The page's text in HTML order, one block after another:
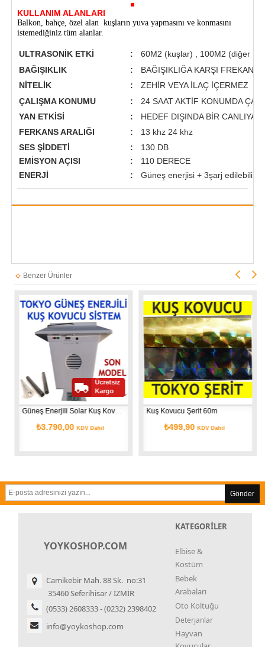
KULLANIM ALANLARI
Balkon, bahçe, özel alan kuşların yuva yapmasını ve konmasını
istemediğiniz tüm alanlar.
ULTRASONİK ETKİ :
60M2 (kuşlar) , 100M2 (diğer
BAĞIŞIKLIK
:
BAĞIŞIKLIĞA KARŞI FREKANS
NİTELİK
:
ZEHİR VEYA İLAÇ İÇERMEZ
ÇALIŞMA KONUMU
:
24 SAAT AKTİF KONUMDA
YAN ETKİSİ
:
HEDEF DIŞINDA BİR CANLIYA
FERKANS ARALIĞI
:
13 khz 24 khz
SES ŞİDDETİ
:
130 DB
EMİSYON AÇISI
:
110 DERECE
ENERJİ
: Güneş enerjisi + 3şarj edilebilir
Benzer Ürünler
Güneş Enerjili Solar Kuş Kovucu (1600 m2) Hediyeli
₺3.790,00KDV Dahil
Ücretsiz
Kargo
Kuş Kovucu Şerit 60m
₺499,90KDV Dahil
Gönder
YOYKOSHOP.COM
Camikebir Mah. 88 Sk. no:31
35460 Seferihisar / İZMİR
(0533) 2608333 - (0232) 2398402
info@yoykoshop.com
KATEGORİLER
Elbise &
Kostüm
Bebek
Arabaları
Oto Koltuğu
Deterjanlar
Hayvan